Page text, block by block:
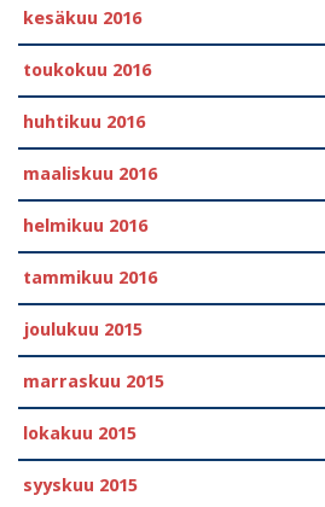
kesäkuu 2016
toukokuu 2016
huhtikuu 2016
maaliskuu 2016
helmikuu 2016
tammikuu 2016
joulukuu 2015
marraskuu 2015
lokakuu 2015
syyskuu 2015